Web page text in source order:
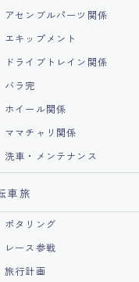
アセンブルパーツ関係
エキップメント
ドライブトレイン関係
バラ完
ホイール関係
ママチャリ関係
洗車・メンテナンス
車旅
ポタリング
レース参戦
旅行計画